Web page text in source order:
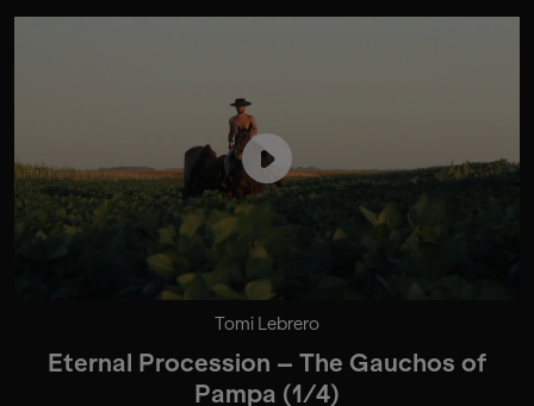
Tomi Lebrero
Eternal Procession – The Gauchos of
Pampa (1/4)